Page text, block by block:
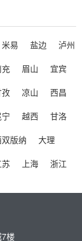
米易 盐边
泸州
眉山
宜宾
凉山
西昌
越西
甘洛
版纳
大理
上海 浙江
楼